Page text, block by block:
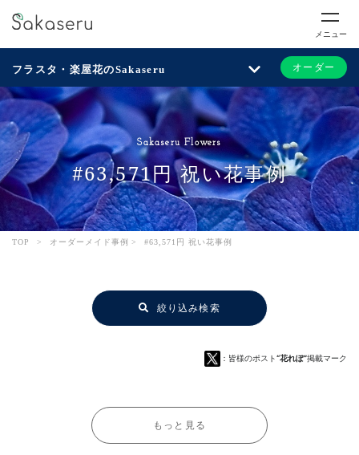
メニュー
フラスタ・楽屋花のSakaseru オーダー
Sakaseru Flowers
#63,571円 祝い花事例
TOP > オーダーメイド事例 > #63,571円 祝い花事例
絞り込み検索
：皆様のポスト“花れぽ”掲載マーク
もっと見る